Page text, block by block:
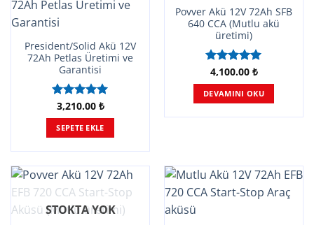
President/Solid Akü 12V
72Ah Petlas Üretimi ve
Garantisi
5 üzerinden
5.00oy
aldı
3,210.00 ₺
SEPETE EKLE
STOKTA YOK
Povver Akü 12V 72Ah SFB
640 CCA (Mutlu akü
üretimi)
5 üzerinden
5.00oy
aldı
4,100.00 ₺
DEVAMINI OKU
STOKTA YOK